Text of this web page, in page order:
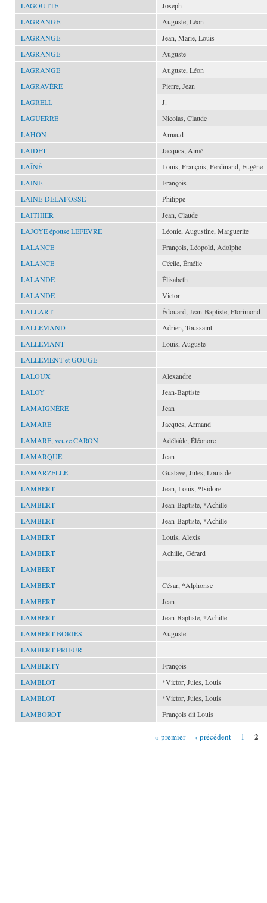
LAGOUTTE
Joseph
LAGRANGE
Auguste, Léon
LAGRANGE
Jean, Marie, Louis
LAGRANGE
Auguste
LAGRANGE
Auguste, Léon
LAGRAVÈRE
Pierre, Jean
LAGRELL
J.
LAGUERRE
Nicolas, Claude
LAHON
Arnaud
LAIDET
Jacques, Aimé
LAÎNÉ
Louis, François, Ferdinand, Eugène
LAÎNÉ
François
LAÎNÉ-DELAFOSSE
Philippe
LAITHIER
Jean, Claude
LAJOYE épouse LEFÈVRE
Léonie, Augustine, Marguerite
LALANCE
François, Léopold, Adolphe
LALANCE
Cécile, Émélie
LALANDE
Élisabeth
LALANDE
Victor
LALLART
Édouard, Jean-Baptiste, Florimond
LALLEMAND
Adrien, Toussaint
LALLEMANT
Louis, Auguste
LALLEMENT et GOUGÉ
LALOUX
Alexandre
LALOY
Jean-Baptiste
LAMAIGNÈRE
Jean
LAMARE
Jacques, Armand
LAMARE, veuve CARON
Adélaïde, Éléonore
LAMARQUE
Jean
LAMARZELLE
Gustave, Jules, Louis de
LAMBERT
Jean, Louis, *Isidore
LAMBERT
Jean-Baptiste, *Achille
LAMBERT
Jean-Baptiste, *Achille
LAMBERT
Louis, Alexis
LAMBERT
Achille, Gérard
LAMBERT
LAMBERT
César, *Alphonse
LAMBERT
Jean
LAMBERT
Jean-Baptiste, *Achille
LAMBERT BORIES
Auguste
LAMBERT-PRIEUR
LAMBERTY
François
LAMBLOT
*Victor, Jules, Louis
LAMBLOT
*Victor, Jules, Louis
LAMBOROT
François dit Louis
« premier ‹ précédent 1 2